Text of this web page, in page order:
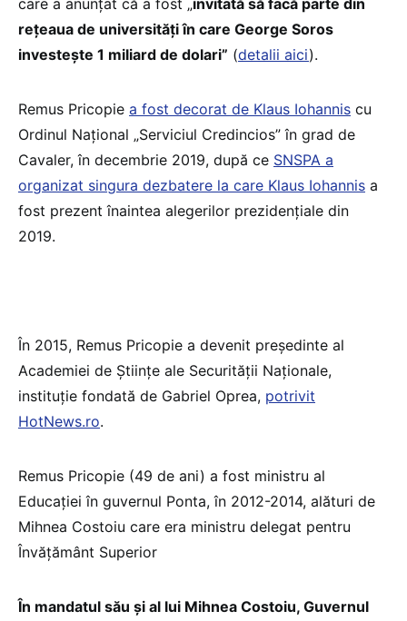
rețeaua de universități în care George Soros
investește 1 miliard de dolari” (detalii aici).
Remus Pricopie a fost decorat de Klaus Iohannis cu
Ordinul Național „Serviciul Credincios” în grad de
Cavaler, în decembrie 2019, după ce SNSPA a
organizat singura dezbatere la care Klaus Iohannis a
fost prezent înaintea alegerilor prezidențiale din
2019.
În 2015, Remus Pricopie a devenit președinte al
Academiei de Științe ale Securității Naționale,
instituție fondată de Gabriel Oprea, potrivit
HotNews.ro.
Remus Pricopie (49 de ani) a fost ministru al
Educației în guvernul Ponta, în 2012-2014, alături de
Mihnea Costoiu care era ministru delegat pentru
Învățământ Superior
În mandatul său și al lui Mihnea Costoiu, Guvernul